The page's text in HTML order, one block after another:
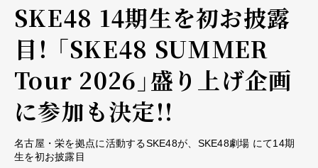
SKE48 14期生を初お披露
目！ 「SKE48 SUMMER
Tour 2026」盛り上げ企画
に参加も決定!!
名古屋・栄を拠点に活動するSKE48が、SKE48劇場 にて14期
生を初お披露目